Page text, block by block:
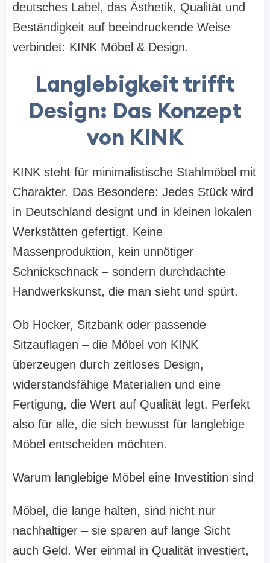
deutsches Label, das Ästhetik, Qualität und
Beständigkeit auf beeindruckende Weise
verbindet: KINK Möbel & Design.
Langlebigkeit trifft
Design: Das Konzept
von KINK
KINK steht für minimalistische Stahlmöbel mit
Charakter. Das Besondere: Jedes Stück wird
in Deutschland designt und in kleinen lokalen
Werkstätten gefertigt. Keine
Massenproduktion, kein unnötiger
Schnickschnack – sondern durchdachte
Handwerkskunst, die man sieht und spürt.
Ob Hocker, Sitzbank oder passende
Sitzauflagen – die Möbel von KINK
überzeugen durch zeitloses Design,
widerstandsfähige Materialien und eine
Fertigung, die Wert auf Qualität legt. Perfekt
also für alle, die sich bewusst für langlebige
Möbel entscheiden möchten.
Warum langlebige Möbel eine Investition sind
Möbel, die lange halten, sind nicht nur
nachhaltiger – sie sparen auf lange Sicht
auch Geld. Wer einmal in Qualität investiert,